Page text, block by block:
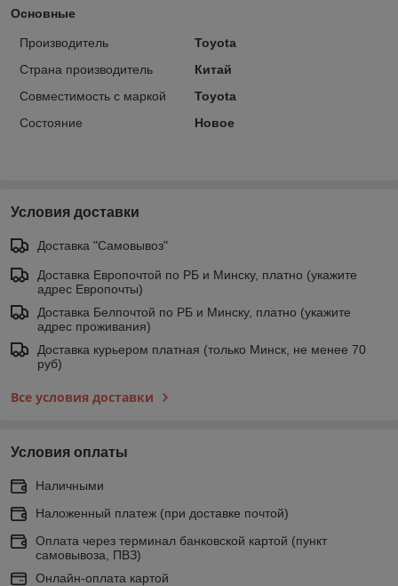
Основные
Производитель
Toyota
Страна производитель
Китай
Совместимость с маркой
Toyota
Состояние
Новое
Условия доставки
Доставка "Самовывоз"
Доставка Европочтой по РБ и Минску, платно (укажите
адрес Европочты)
Доставка Белпочтой по РБ и Минску, платно (укажите
адрес проживания)
Доставка курьером платная (только Минск, не менее 70
руб)
Все условия доставки
Условия оплаты
Наличными
Наложенный платеж (при доставке почтой)
Оплата через терминал банковской картой (пункт
самовывоза, ПВЗ)
Онлайн-оплата картой